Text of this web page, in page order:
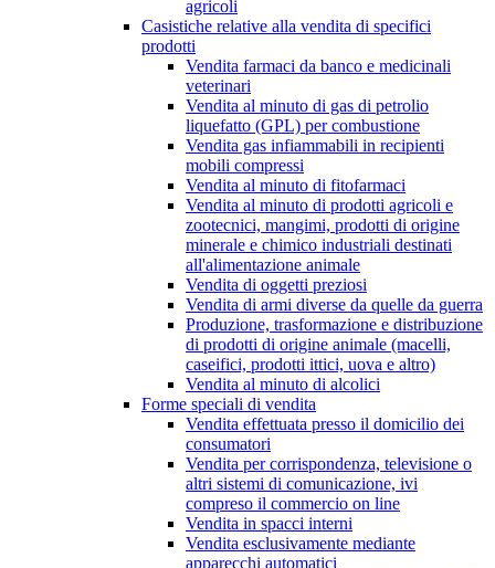
agricoli
Casistiche relative alla vendita di specifici
prodotti
Vendita farmaci da banco e medicinali
veterinari
Vendita al minuto di gas di petrolio
liquefatto (GPL) per combustione
Vendita gas infiammabili in recipienti
mobili compressi
Vendita al minuto di fitofarmaci
Vendita al minuto di prodotti agricoli e
zootecnici, mangimi, prodotti di origine
minerale e chimico industriali destinati
all'alimentazione animale
Vendita di oggetti preziosi
Vendita di armi diverse da quelle da guerra
Produzione, trasformazione e distribuzione
di prodotti di origine animale (macelli,
caseifici, prodotti ittici, uova e altro)
Vendita al minuto di alcolici
Forme speciali di vendita
Vendita effettuata presso il domicilio dei
consumatori
Vendita per corrispondenza, televisione o
altri sistemi di comunicazione, ivi
compreso il commercio on line
Vendita in spacci interni
Vendita esclusivamente mediante
apparecchi automatici